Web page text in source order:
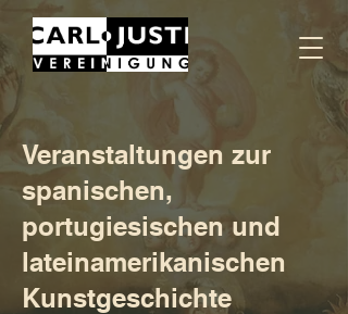
Veranstaltungen zur
spanischen,
portugiesischen und
lateinamerikanischen
Kunstgeschichte